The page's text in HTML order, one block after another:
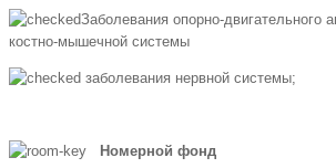
Заболевания опорно-двигательного
костно-мышечной системы
заболевания нервной системы;
Номерной фонд